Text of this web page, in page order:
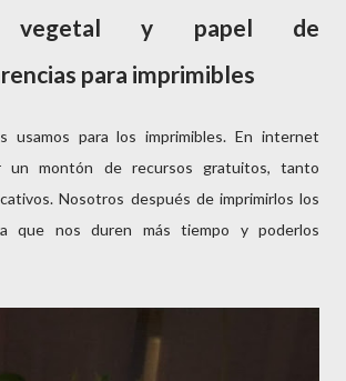
vegetal y papel de
para imprimibles
usamos para los imprimibles. En internet
un montón de recursos gratuitos, tanto
Nosotros después de imprimirlos los
que nos duren más tiempo y poderlos